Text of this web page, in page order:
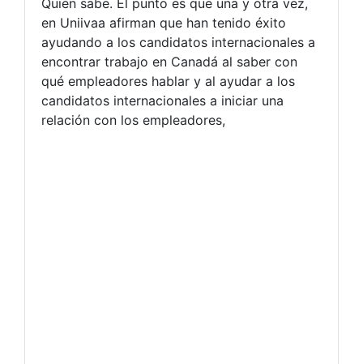
en Uniivaa afirman que han tenido éxito
ayudando a los candidatos internacionales a
encontrar trabajo en Canadá al saber con
qué empleadores hablar y al ayudar a los
candidatos internacionales a iniciar una
relación con los empleadores,